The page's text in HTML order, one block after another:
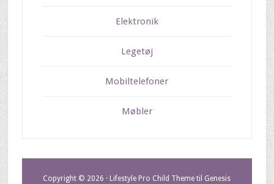
Elektronik
Legetøj
Mobiltelefoner
Møbler
Copyright © 2026 · Lifestyle Pro Child Theme til Genesis